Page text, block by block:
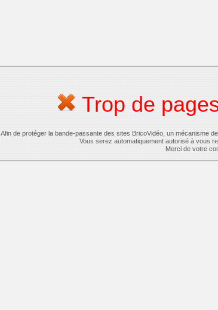
Trop de
Afin de protéger la bande-passante des sites BricoVidéo, un mécanisme
Vous serez automatiquement autorisé à vous
Merci de votre